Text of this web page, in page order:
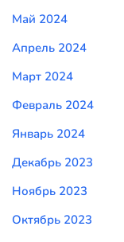
Май 2024
Апрель 2024
Март 2024
Февраль 2024
Январь 2024
Декабрь 2023
Ноябрь 2023
Октябрь 2023